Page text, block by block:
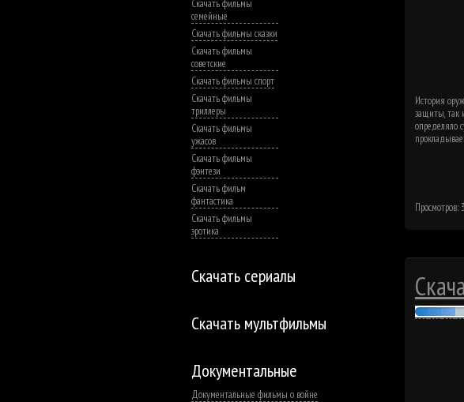
Скачать фильмы
семейные
Скачать фильмы сказки
Скачать фильмы
советские
Скачать фильмы спорт
Скачать фильмы
триллеры
Скачать фильмы
ужасов
Скачать фильмы
фэнтези
Скачать фильм
фантастика
Скачать фильмы
эротика
Скачать сериалы
Скачать мультфильмы
Документальные
Документальные фильмы о войне
История
защиты, так
определяло
Просмотров: